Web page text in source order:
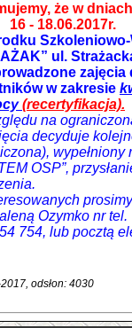
że w
18.06.2017r.
ul.
w zakresie
(recertyfikacja).
na
decyduje
OSP”,
Ozymko nr
754, lub pocztą
odsłon: 4030